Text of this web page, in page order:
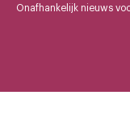
Onafhankelijk nieuws